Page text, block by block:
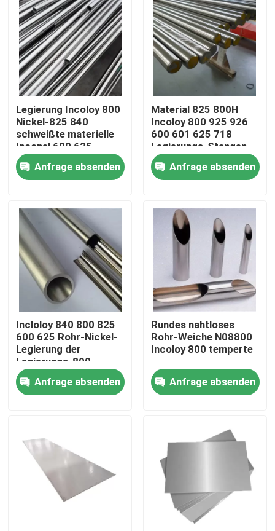
Haus
Produkte
Über uns
Fabrik-Ausflug
Qualitätskontrolle
Treten Sie mit uns in Verbindung
Material Inconel 625
Incoloy 800-Material
Legierung Incoloy 800
Nickel-825 840
schweißte materielle
Inconel 600 625
Anfrage absenden
Material 825 800H
Incoloy 800 925 926
600 601 625 718
Legierungs-Stangen
Hastelloy des Nickel-
X-750Anfrage absenden
Incloloy 840 800 825
600 625 Rohr-Nickel-
Legierung der
Legierungs-800
schweißte
Anfrage absenden
Rundes nahtloses
Rohr-Weiche N08800
Incoloy 800 temperte
Anfrage absenden